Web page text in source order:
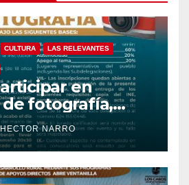
CULTURA LAS RELEVANTES
en
de fotografía,
de las Fiestas
La Ribera 2026
HECTOR NARRO